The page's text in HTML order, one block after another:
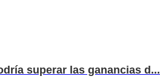
superar las ganancias d...